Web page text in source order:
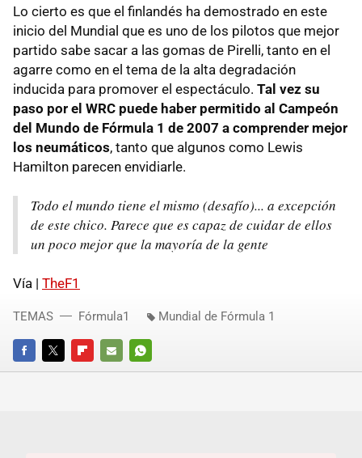
Lo cierto es que el finlandés ha demostrado en este
inicio del Mundial que es uno de los pilotos que mejor
partido sabe sacar a las gomas de Pirelli, tanto en el
agarre como en el tema de la alta degradación
inducida para promover el espectáculo. Tal vez su
paso por el WRC puede haber permitido al Campeón
del Mundo de Fórmula 1 de 2007 a comprender mejor
los neumáticos, tanto que algunos como Lewis
Hamilton parecen envidiarle.
Todo el mundo tiene el mismo (desafío)... a excepción
de este chico. Parece que es capaz de cuidar de ellos
un poco mejor que la mayoría de la gente
Vía | TheF1
FACEBOOKTWITTERFLIPBOARD
E-
WHATSAPP
TEMAS Fórmula1 Mundial de Fórmula 1